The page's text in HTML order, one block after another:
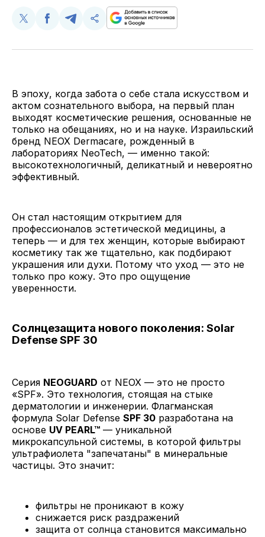
Поделиться
Twitter
Поделиться
Facebook
Поделиться
Telegram
Скопируйте
поделитесь
В эпоху, когда забота о себе стала искусством и
актом сознательного выбора, на первый план
выходят косметические решения, основанные не
только на обещаниях, но и на науке. Израильский
бренд NEOX Dermacare, рожденный в
лабораториях NeoTech, — именно такой:
высокотехнологичный, деликатный и невероятно
эффективный.
Он стал настоящим открытием для
профессионалов эстетической медицины, а
теперь — и для тех женщин, которые выбирают
косметику так же тщательно, как подбирают
украшения или духи. Потому что уход — это не
только про кожу. Это про ощущение
уверенности.
Солнцезащита нового поколения: Solar
Defense SPF 30
Серия NEOGUARD от NEOX — это не просто
«SPF». Это технология, стоящая на стыке
дерматологии и инженерии. Флагманская
формула Solar Defense SPF 30 разработана на
основе UV PEARL™ — уникальной
микрокапсульной системы, в которой фильтры
ультрафиолета "запечатаны" в минеральные
частицы. Это значит:
фильтры не проникают в кожу
снижается риск раздражений
защита от солнца становится максимально